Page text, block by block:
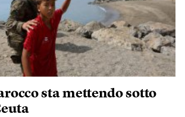
sta mettendo sotto